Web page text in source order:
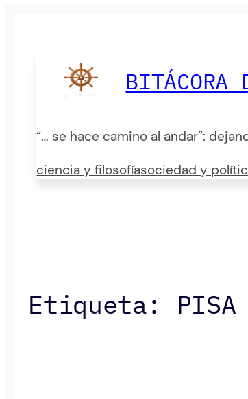
“… se hace camino al andar”:
ciencia y filosofíasociedad y
Etiqueta: PISA